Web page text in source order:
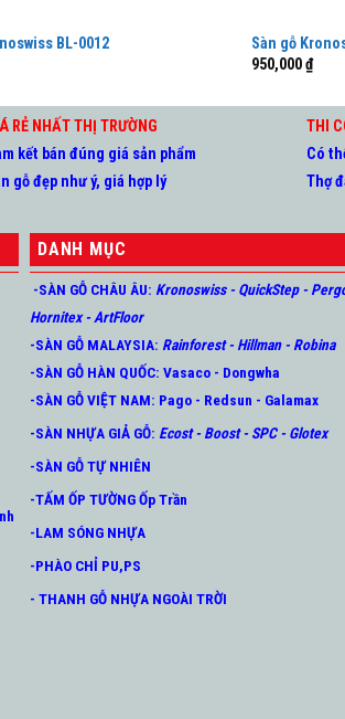
BL-0012
Sàn gỗ
950,000₫
RẺ NHẤT THỊ TRƯỜNG
kết bán đúng giá sản phẩm
gỗ đẹp như ý, giá hợp lý
THI
Có
Thợ
DANH MỤC
-SÀN GỖ CHÂU ÂU: Kronoswiss-QuickStep-
Hornitex - ArtFloor
-SÀN GỖ MALAYSIA: Rainforest-Hillman-Robina
-SÀN GỖ HÀN QUỐC: Vasaco- Dongwha
-SÀN GỖ VIỆT NAM: Pago- Redsun - Galamax
-SÀN NHỰA GIẢ GỖ: Ecost-Boost-SPC-Glotex
-SÀN GỖ TỰ NHIÊN
-TẤM ỐP TƯỜNG Ốp Trần
-LAM SÓNG NHỰA
-PHÀO CHỈ PU,PS
- THANH GỖ NHỰA NGOÀI TRỜI